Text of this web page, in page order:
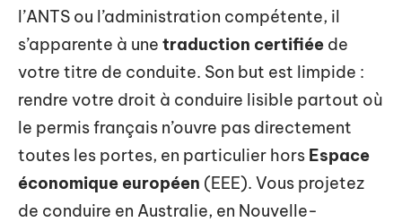
l’ANTS ou l’administration compétente, il
s’apparente à une traduction certifiée de
votre titre de conduite. Son but est limpide :
rendre votre droit à conduire lisible partout où
le permis français n’ouvre pas directement
toutes les portes, en particulier hors Espace
économique européen (EEE). Vous projetez
de conduire en Australie, en Nouvelle-